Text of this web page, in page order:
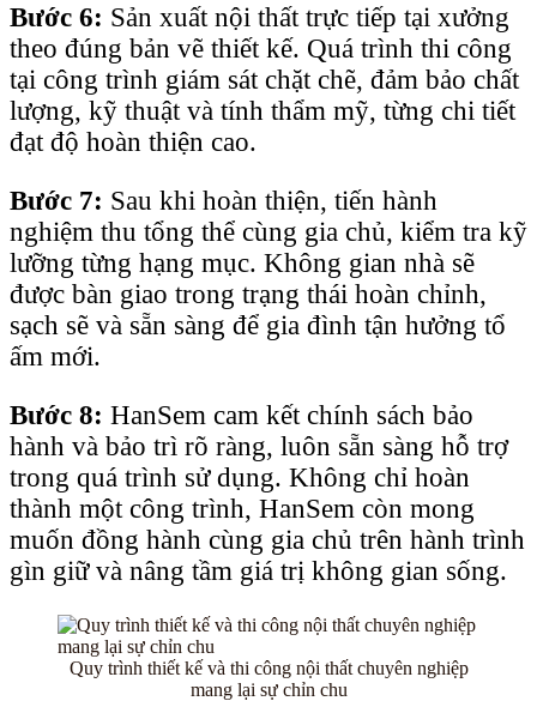
Bước 6: Sản xuất nội thất trực tiếp tại xưởng
theo đúng bản vẽ thiết kế. Quá trình thi công
tại công trình giám sát chặt chẽ, đảm bảo chất
lượng, kỹ thuật và tính thẩm mỹ, từng chi tiết
đạt độ hoàn thiện cao.
Bước 7: Sau khi hoàn thiện, tiến hành
nghiệm thu tổng thể cùng gia chủ, kiểm tra kỹ
lưỡng từng hạng mục. Không gian nhà sẽ
được bàn giao trong trạng thái hoàn chỉnh,
sạch sẽ và sẵn sàng để gia đình tận hưởng tổ
ấm mới.
Bước 8: HanSem cam kết chính sách bảo
hành và bảo trì rõ ràng, luôn sẵn sàng hỗ trợ
trong quá trình sử dụng. Không chỉ hoàn
thành một công trình, HanSem còn mong
muốn đồng hành cùng gia chủ trên hành trình
gìn giữ và nâng tầm giá trị không gian sống.
Quy trình thiết kế và thi công nội thất chuyên nghiệp
mang lại sự chỉn chu